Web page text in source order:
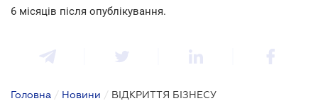
6 місяців після опублікування.
Головна / Новини / ВІДКРИТТЯ БІЗНЕСУ